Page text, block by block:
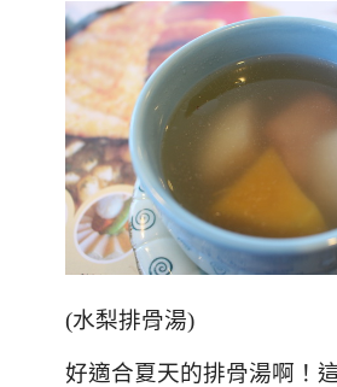
(水梨排骨湯)
好適合夏天的排骨湯啊！